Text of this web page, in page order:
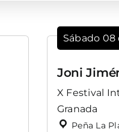
Sábado
Joni
X Festival
Granada
Peña La